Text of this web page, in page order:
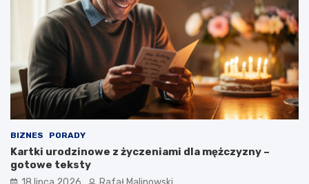
BIZNES PORADY
Kartki urodzinowe z życzeniami dla mężczyzny –
gotowe teksty